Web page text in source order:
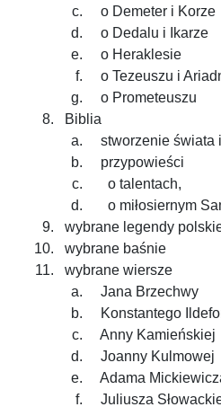
o Demeter i Korze
o Dedalu i Ikarze
o Heraklesie
o Tezeuszu i
o Prometeuszu
Biblia
stworzenie świata i
przypowieści
o talentach,
o miłosiernym
wybrane legendy
wybrane baśnie
wybrane wiersze
Jana Brzechwy
Konstantego
Anny Kamieńskiej
Joanny Kulmowej
Adama
Juliusza